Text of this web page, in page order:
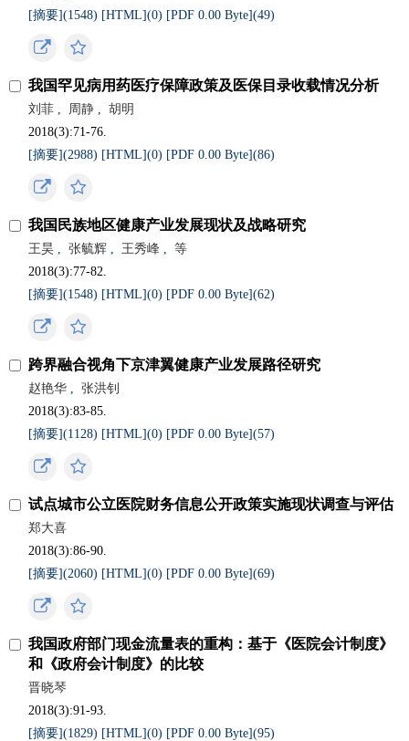
[摘要](1548) [HTML](0) [PDF 0.00 Byte](49)
我国罕见病用药医疗保障政策及医保目录收载情况分析
刘菲 , 周静 ,
胡明
2018(3):71-76.
[摘要](2988) [HTML](0) [PDF 0.00 Byte](86)
我国民族地区健康产业发展现状及战略研究
王昊 , 张毓辉 , 王秀峰 ,
等
2018(3):77-82.
[摘要](1548) [HTML](0) [PDF 0.00 Byte](62)
跨界融合视角下京津翼健康产业发展路径研究
赵艳华 ,
张洪钊
2018(3):83-85.
[摘要](1128) [HTML](0) [PDF 0.00 Byte](57)
试点城市公立医院财务信息公开政策实施现状调查与评估
郑大喜
2018(3):86-90.
[摘要](2060) [HTML](0) [PDF 0.00 Byte](69)
我国政府部门现金流量表的重构：基于《医院会计制度》
和《政府会计制度》的比较
晋晓琴
2018(3):91-93.
[摘要](1829) [HTML](0) [PDF 0.00 Byte](95)